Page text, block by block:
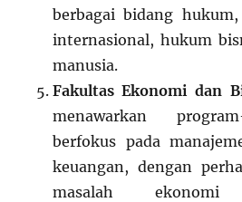
berbagai bidang
internasional, hukum
manusia.
Fakultas Ekonomi dan
menawarkan
berfokus pada
keuangan, dengan
masalah